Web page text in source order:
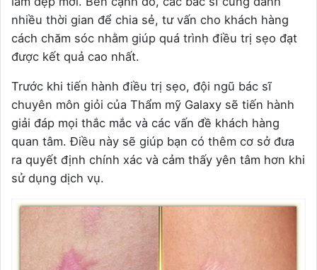
nhiều thời gian để chia sẻ, tư vấn cho khách hàng
cách chăm sóc nhằm giúp quá trình điều trị sẹo đạt
được kết quả cao nhất.
Trước khi tiến hành điều trị sẹo, đội ngũ bác sĩ
chuyên môn giỏi của Thẩm mỹ Galaxy sẽ tiến hành
giải đáp mọi thắc mắc và các vấn đề khách hàng
quan tâm.Điều này sẽ giúp bạn có thêm cơ sở đưa
ra quyết định chính xác và cảm thấy yên tâm hơn khi
sử dụng dịch vụ.